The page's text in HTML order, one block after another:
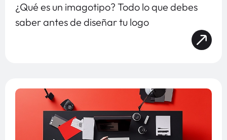
¿Qué es un imagotipo? Todo lo que debes
saber antes de diseñar tu logo